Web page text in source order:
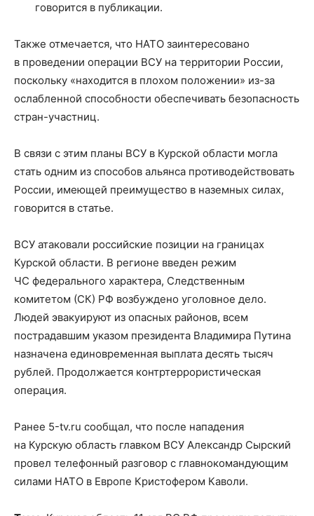
говорится в публикации.
Также отмечается, что НАТО заинтересовано
в проведении операции ВСУ на территории России,
поскольку «находится в плохом положении» из-за
ослабленной способности обеспечивать безопасность
стран-участниц.
В связи с этим планы ВСУ в Курской области могла
стать одним из способов альянса противодействовать
России, имеющей преимущество в наземных силах,
говорится в статье.
ВСУ атаковали российские позиции на границах
Курской области. В регионе введен режим
ЧС федерального характера, Следственным
комитетом (СК) РФ возбуждено уголовное дело.
Людей эвакуируют из опасных районов, всем
пострадавшим указом президента Владимира Путина
назначена единовременная выплата десять тысяч
рублей. Продолжается контртеррористическая
операция.
Ранее 5-tv.ru сообщал, что после нападения
на Курскую область главком ВСУ Александр Сырский
провел телефонный разговор с главнокомандующим
силами НАТО в Европе Кристофером Каволи.